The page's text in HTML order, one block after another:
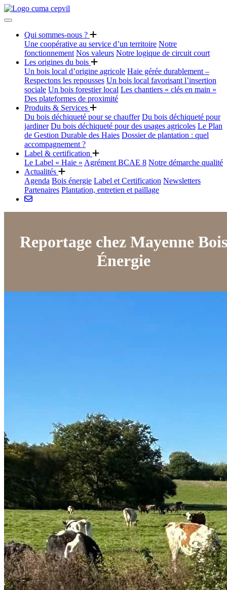
Qui sommes-nous ?
Une coopérative au service d’un territoire Notre
fonctionnement Nos valeurs Notre logique de circuit court
Les origines du bois
Un bois local d’origine agricole Haie gérée durablement –
Respectons les repousses Un bois local favorisant l’insertion
sociale Un bois forestier local Les chantiers « clés en main »
Des plateformes de proximité
Produits & Services
Du bois déchiqueté pour se chauffer Du bois déchiqueté pour
jardiner Du bois déchiqueté pour des usages agricoles Le Plan
de Gestion Durable des Haies Dossier de plantation : quel
accompagnement ?
Label & certification
Le Label « Haie » Agrément BCAE 8 Notre démarche qualité
Actualités
Agenda Bois énergie Label et Certification Newsletters
Partenaires Plantation, entretien et paillage
Reportage chez Mayenne Bois
Énergie